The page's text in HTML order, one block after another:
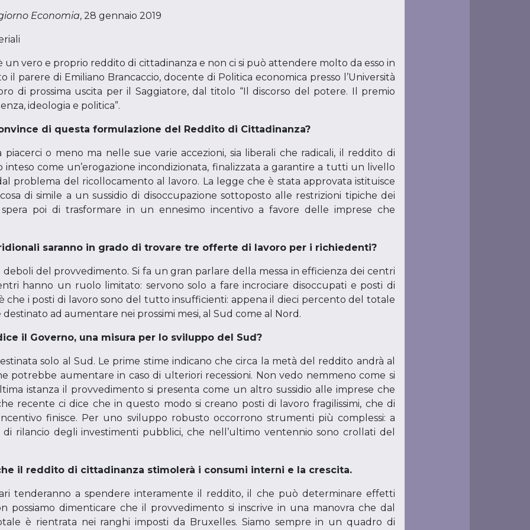
Economia, 28 gennaio 2019
un vero e proprio reddito di cittadinanza e non ci si può attendere molto da esso in
il parere di Emiliano Brancaccio, docente di Politica economica presso l’Università
di prossima uscita per il Saggiatore, dal titolo “Il discorso del potere. Il premio
ideologia e politica”.
di questa formulazione del Reddito di Cittadinanza?
o meno ma nelle sue varie accezioni, sia liberali che radicali, il reddito di
inteso come un’erogazione incondizionata, finalizzata a garantire a tutti un livello
problema del ricollocamento al lavoro. La legge che è stata approvata istituisce
di simile a un sussidio di disoccupazione sottoposto alle restrizioni tipiche dei
poi di trasformare in un ennesimo incentivo a favore delle imprese che
saranno in grado di trovare tre offerte di lavoro per i richiedenti?
del provvedimento. Si fa un gran parlare della messa in efficienza dei centri
hanno un ruolo limitato: servono solo a fare incrociare disoccupati e posti di
che i posti di lavoro sono del tutto insufficienti: appena il dieci percento del totale
ad aumentare nei prossimi mesi, al Sud come al Nord.
il Governo, una misura per lo sviluppo del Sud?
solo al Sud. Le prime stime indicano che circa la metà del reddito andrà al
potrebbe aumentare in caso di ulteriori recessioni. Non vedo nemmeno come si
istanza il provvedimento si presenta come un altro sussidio alle imprese che
recente ci dice che in questo modo si creano posti di lavoro fragilissimi, che di
finisce. Per uno sviluppo robusto occorrono strumenti più complessi: a
rilancio degli investimenti pubblici, che nell’ultimo ventennio sono crollati del
il reddito di cittadinanza stimolerà i consumi interni e la crescita.
tenderanno a spendere interamente il reddito, il che può determinare effetti
possiamo dimenticare che il provvedimento si inscrive in una manovra che dal
è rientrata nei ranghi imposti da Bruxelles. Siamo sempre in un quadro di